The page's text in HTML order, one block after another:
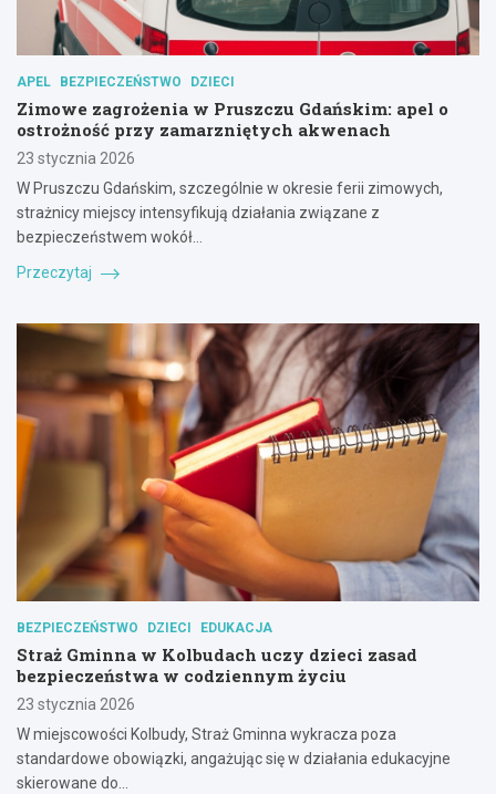
APEL BEZPIECZEŃSTWO DZIECI
Zimowe zagrożenia w Pruszczu Gdańskim: apel o
ostrożność przy zamarzniętych akwenach
23 stycznia 2026
W Pruszczu Gdańskim, szczególnie w okresie ferii zimowych,
strażnicy miejscy intensyfikują działania związane z
bezpieczeństwem wokół…
Przeczytaj
BEZPIECZEŃSTWO DZIECI EDUKACJA
Straż Gminna w Kolbudach uczy dzieci zasad
bezpieczeństwa w codziennym życiu
23 stycznia 2026
W miejscowości Kolbudy, Straż Gminna wykracza poza
standardowe obowiązki, angażując się w działania edukacyjne
skierowane do…